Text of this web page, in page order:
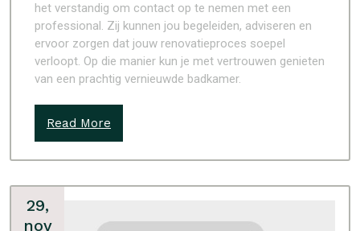
het verstandig om contact op te nemen met een
professional. Zij kunnen jou begeleiden, adviseren en
ervoor zorgen dat jouw renovatieproces soepel
verloopt. Op die manier kun je met vertrouwen genieten
van een prachtig vernieuwde badkamer.
Read More
29,
nov